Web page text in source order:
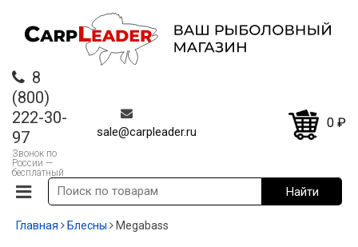
8
(800)
222-30-
97
Звонок по
России —
бесплатный
sale@carpleader.ru
0 ₽
Главная Блесны Megabass